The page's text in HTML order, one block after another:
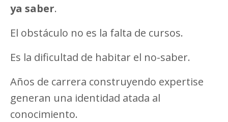
ya saber.
El obstáculo no es la falta de cursos.
Es la dificultad de habitar el no-saber.
Años de carrera construyendo expertise
generan una identidad atada al
conocimiento.